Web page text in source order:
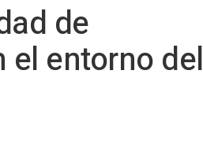
de
el entorno del